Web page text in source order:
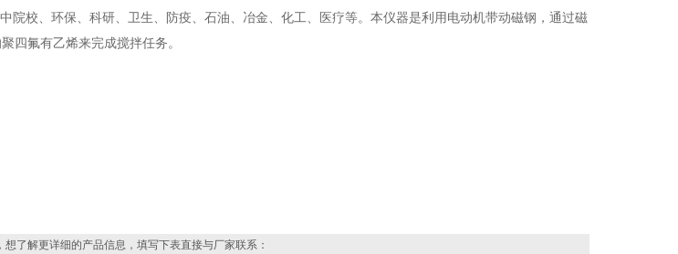
院校、环保、科研、卫生、防疫、石油、冶金、化工、医疗等。本仪器是利用电动机带动磁钢，通过磁
四氟有乙烯来完成搅拌任务。
想了解更详细的产品信息，填写下表直接与厂家联系：